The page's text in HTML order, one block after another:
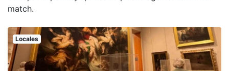
match.
Locales